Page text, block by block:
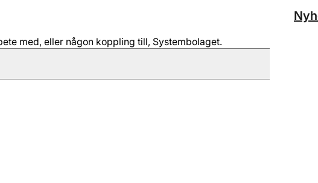
med, eller någon koppling till, Systembolaget.